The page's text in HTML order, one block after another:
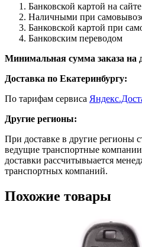
Банковской картой на сайте
Наличными при
Банковской картой при
Банковским переводом
Минимальная сумма заказа на
Доставка по Екатеринбургу:
По тарифам сервиса
Другие регионы:
При доставке в другие регионы
ведущие транспортные
доставки рассчитывыается
транспортных компаний.
Похожие товары